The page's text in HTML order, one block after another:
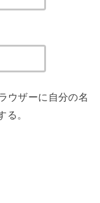
ウザーに自分の名
る。